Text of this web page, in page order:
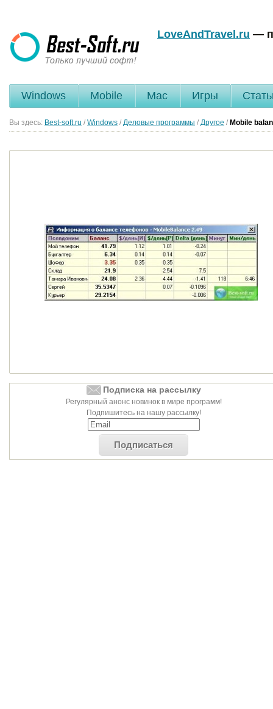
LoveAndTravel.ru —
Windows Mobile Mac Игры
Вы здесь: Best-soft.ru / Windows / Деловые программы / Другое / Mobile
Подписка на рассылку
Регулярный анонс новинок в мире программ!
Подпишитесь на нашу рассылку!
Подписаться